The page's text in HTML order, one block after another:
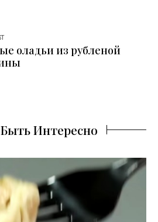
оладьи из рубленой
Интересно